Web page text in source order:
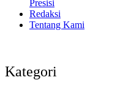
Presisi
Redaksi
Tentang Kami
Kategori